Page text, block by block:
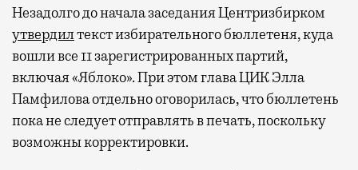
могут держатели карт Mir Supreme. Причем
не только в столице. Всего доступно более
1000 бизнес-залов по всему миру.
Незадолго до начала заседания Центризбирком
утвердилтекст избирательного бюллетеня, куда
вошли все 11 зарегистрированных партий,
включая «Яблоко». При этом глава ЦИК Элла
Памфилова отдельно оговорилась, что бюллетень
пока не следует отправлять в печать, поскольку
возможны корректировки.